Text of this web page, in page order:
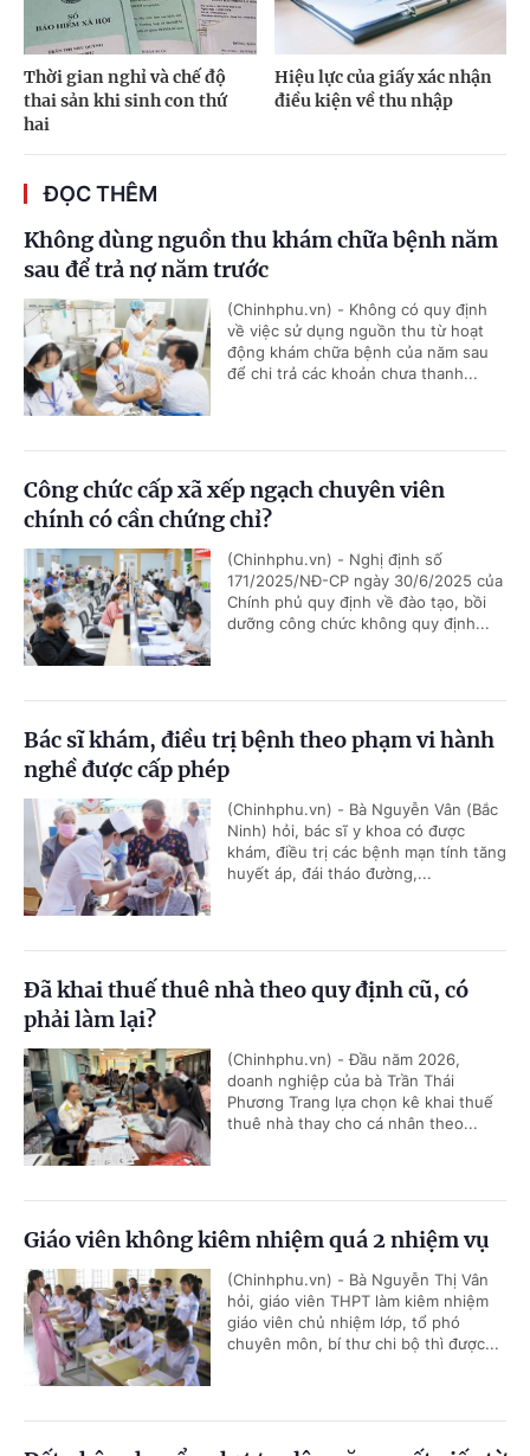
Thời gian nghỉ và chế độ
thai sản khi sinh con thứ
hai
Hiệu lực của giấy xác nhận
điều kiện về thu nhập
ĐỌC THÊM
Không dùng nguồn thu khám chữa bệnh năm
sau để trả nợ năm trước
(Chinhphu.vn) - Không có quy định
về việc sử dụng nguồn thu từ hoạt
động khám chữa bệnh của năm sau
để chi trả các khoản chưa thanh...
Công chức cấp xã xếp ngạch chuyên viên
chính có cần chứng chỉ?
(Chinhphu.vn) - Nghị định số
171/2025/NĐ-CP ngày 30/6/2025 của
Chính phủ quy định về đào tạo, bồi
dưỡng công chức không quy định...
Bác sĩ khám, điều trị bệnh theo phạm vi hành
nghề được cấp phép
(Chinhphu.vn) - Bà Nguyễn Vân (Bắc
Ninh) hỏi, bác sĩ y khoa có được
khám, điều trị các bệnh mạn tính tăng
huyết áp, đái tháo đường,...
Đã khai thuế thuê nhà theo quy định cũ, có
phải làm lại?
(Chinhphu.vn) - Đầu năm 2026,
doanh nghiệp của bà Trần Thái
Phương Trang lựa chọn kê khai thuế
thuê nhà thay cho cá nhân theo...
Giáo viên không kiêm nhiệm quá 2 nhiệm vụ
(Chinhphu.vn) - Bà Nguyễn Thị Vân
hỏi, giáo viên THPT làm kiêm nhiệm
giáo viên chủ nhiệm lớp, tổ phó
chuyên môn, bí thư chi bộ thì được...